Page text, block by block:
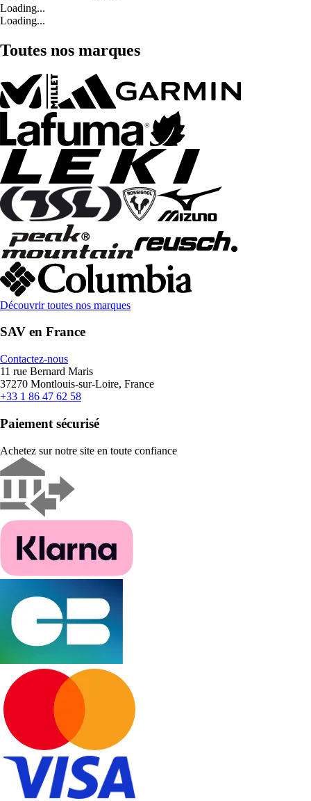
Loading...
Loading...
Toutes nos marques
Découvrir toutes nos marques
SAV en France
Contactez-nous
11 rue Bernard Maris
37270 Montlouis-sur-Loire, France
+33 1 86 47 62 58
Paiement sécurisé
Achetez sur notre site en toute confiance